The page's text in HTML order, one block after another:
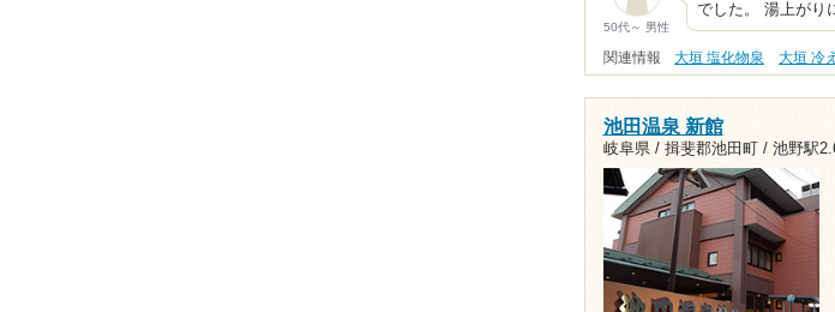
50代～ 男性
でした。 湯上がり
関連情報 大垣 塩化物泉 大垣 冷
池田温泉 新館
岐阜県 / 揖斐郡池田町 / 池野駅